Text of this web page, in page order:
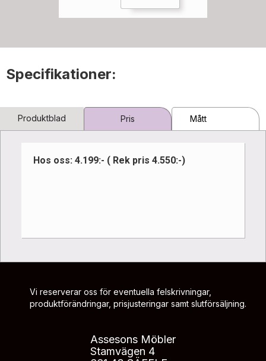
Specifikationer:
Produktblad Pris Mått
Hos oss: 4.199:- ( Rek pris 4.550:-)
Vi reserverar oss för eventuella felskrivningar,
produktförändringar, prisjusteringar samt slutförsäljning.
Assesons Möbler
Stamvägen 4